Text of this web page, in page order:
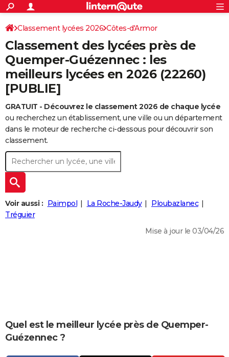
ACTUALITÉS
Politique
Société
Faits Divers
Education
Monde
Villes
+
SPORT
Coupe du monde 2026
Football
Tennis
Cyclisme
Rugby
Forum
Programme TV
TNT
Streaming
Cinéma
Sorties cinéma
Musique
+
FINANCE
Retraite
Impôts
Epargne
Immobilier
Risques naturels par ville
Banque
Assurance
Crédit
AUTO
Réserver un essai
Citadines
Berlines
Forum auto
HIGH-TECH
BRICOLAGE
Aménagement intérieur
Cuisine
Jardinage
+ WEEK-END
Guides de France
Escapades
Patrimoine
Expositions
Musées
Week-end nature
+
LIFESTYLE
SANTE
Alimentation
Guide de la santé
Maladies
Médicaments
Sommeil
+ VOYAGE
Carte de Noël
Carte Bonne année
Carte Saint-Valentin
Carte Pâques
Carte d'anniversaire
DICTIONNAIRE
Dictionnaire
Biographies
Citations
Expressions
Proverbes
S'inscrire
Connexion
Classement lycées 2026 Côtes-d'Armor
Classement des lycées près de
Quemper-Guézennec : les
meilleurs lycées en 2026 (22260)
[PUBLIE]
GRATUIT - Découvrez le classement 2026 de chaque lycée
ou recherchez un établissement, une ville ou un département
dans le moteur de recherche ci-dessous pour découvrir son
classement.
Voir aussi : Paimpol La Roche-Jaudy
Ploubazlanec
Tréguier
Mise à jour le 03/04/26
Quel est le meilleur lycée près de Quemper-
Guézennec ?